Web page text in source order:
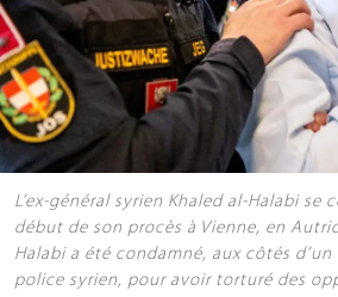
L’ex-général syrien Khaled al-Halabi se
début de son procès à Vienne, en
Halabi a été condamné, aux côtés
police syrien, pour avoir torturé des